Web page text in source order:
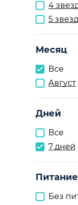
4
5 звезд
Месяц
Все
Август
Дней
Все
7 дней
Питание
Без